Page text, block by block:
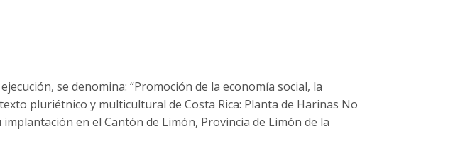
se denomina: “Promoción de la economía social, la
pluriétnico y multicultural de Costa Rica: Planta de Harinas No
en el Cantón de Limón, Provincia de Limón de la